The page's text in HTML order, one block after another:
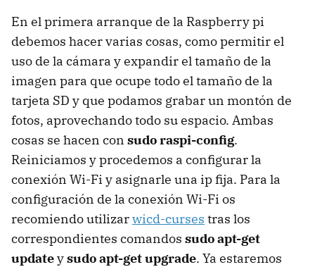
En el primera arranque de la Raspberry pi
debemos hacer varias cosas, como permitir el
uso de la cámara y expandir el tamaño de la
imagen para que ocupe todo el tamaño de la
tarjeta SD y que podamos grabar un montón de
fotos, aprovechando todo su espacio. Ambas
cosas se hacen con sudo raspi-config.
Reiniciamos y procedemos a configurar la
conexión Wi-Fi y asignarle una ip fija. Para la
configuración de la conexión Wi-Fi os
recomiendo utilizarwicd-curses tras los
correspondientes comandos sudo apt-get
updateysudo apt-get upgrade. Ya estaremos